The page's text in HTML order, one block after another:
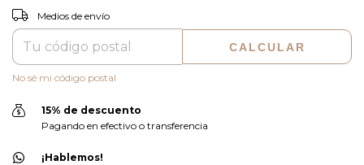
Entregas para el CP:
Medios de envío
CALCULAR
No sé mi código postal
15% de descuento
Pagando en efectivo o transferencia
¡Hablemos!